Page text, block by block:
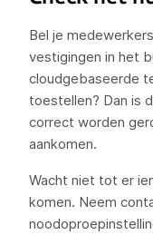
Bel je
vestigingen in het
cloudgebaseerde
toestellen? Dan is
correct worden
aankomen.
Wacht niet tot er
komen. Neem